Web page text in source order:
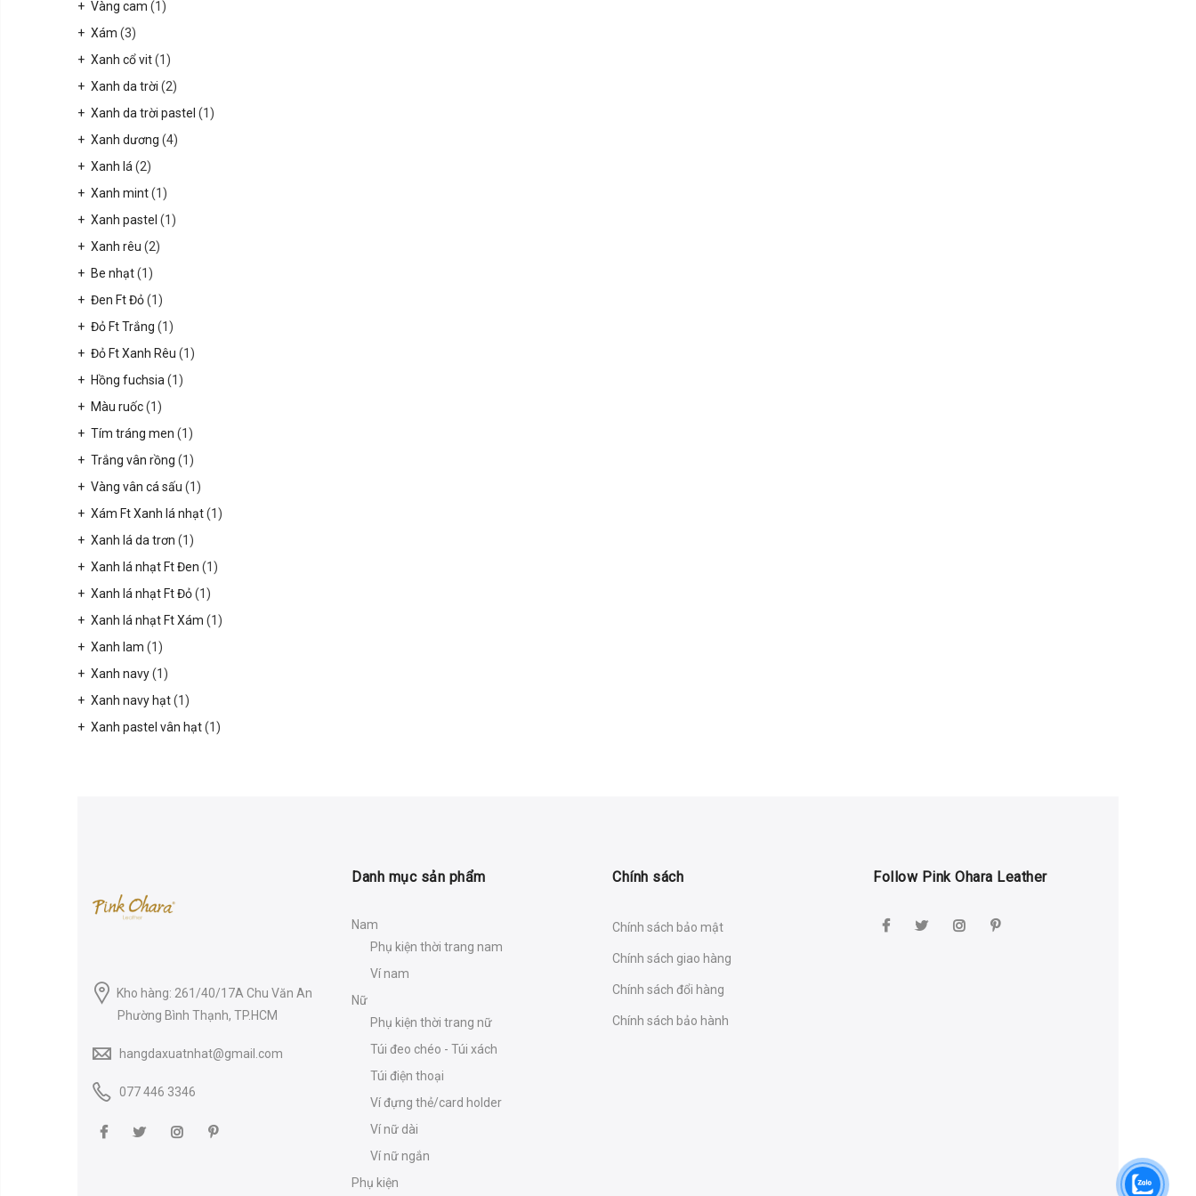
Vàng cam (1)
Xám (3)
Xanh cổ vit(1)
Xanh da trời (2)
Xanh da trời pastel (1)
Xanh dương (4)
Xanh lá (2)
Xanh mint(1)
Xanh pastel (1)
Xanh rêu (2)
Be nhạt(1)
Đen Ft Đỏ(1)
Đỏ Ft Trắng (1)
Đỏ Ft Xanh Rêu (1)
Hồng fuchsia (1)
Màu ruốc(1)
Tím tráng men (1)
Trắng vân rồng (1)
Vàng vân cá sấu (1)
Xám Ft Xanh lá nhạt(1)
Xanh lá da trơn (1)
Xanh lá nhạt Ft Đen (1)
Xanh lá nhạt Ft Đỏ(1)
Xanh lá nhạt Ft Xám (1)
Xanh lam (1)
Xanh navy(1)
Xanh navy hạt(1)
Xanh pastel vân hạt(1)
Kho hàng: 261/40/17A Chu Văn An
Phường Bình Thạnh, TP.HCM
hangdaxuatnhat@gmail.com
077 446 3346
Danh mục sản phẩm
Nam
Phụ kiện thời trang nam
Ví nam
Nữ
Phụ kiện thời trang nữ
Túi đeo chéo - Túi xách
Túi điện thoại
Ví đựng thẻ/card holder
Ví nữ dài
Ví nữ ngắn
Phụ kiện
Chính sách
Chính sách bảo mật
Chính sách giao hàng
Chính sách đổi hàng
Chính sách bảo hành
Follow Pink Ohara Leather